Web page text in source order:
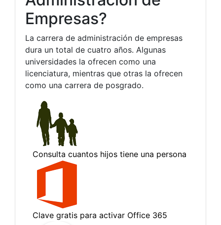
Empresas?
La carrera de administración de empresas
dura un total de cuatro años. Algunas
universidades la ofrecen como una
licenciatura, mientras que otras la ofrecen
como una carrera de posgrado.